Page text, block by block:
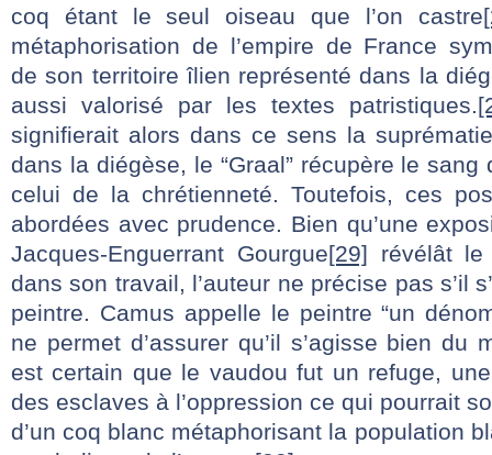
coq étant le seul oiseau que l’on castre
métaphorisation de l’empire de France
de son territoire îlien représenté dans la
aussi valorisé par les textes patristiques.
signifierait alors dans ce sens la
dans la diégèse, le “Graal” récupère le
celui de la chrétienneté. Toutefois, ces
abordées avec prudence. Bien qu’une
Jacques-Enguerrant Gourgue[29] révélât le
dans son travail, l’auteur ne précise pas s’il
peintre. Camus appelle le peintre “un
ne permet d’assurer qu’il s’agisse bien du
est certain que le vaudou fut un refuge,
des esclaves à l’oppression ce qui pourrait
d’un coq blanc métaphorisant la population